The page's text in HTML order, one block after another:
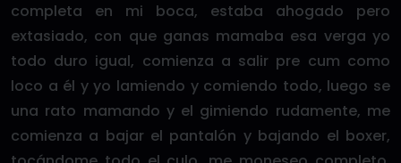
completa en mi boca, estaba ahogado pero
extasiado, con que ganas mamaba esa verga yo
todo duro igual, comienza a salir pre cum como
loco a él y yo lamiendo y comiendo todo, luego se
una rato mamando y el gimiendo rudamente, me
comienza a bajar el pantalón y bajando el boxer,